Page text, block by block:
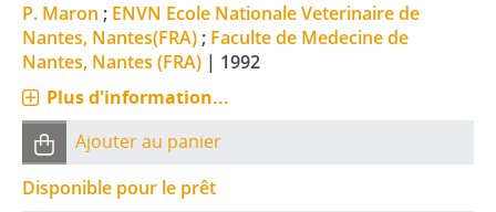
P. Maron ; ENVN Ecole Nationale Veterinaire de
Nantes, Nantes(FRA); Faculte de Medecine de
Nantes, Nantes (FRA) | 1992
Plus d'information...
Ajouter au panier
Disponible pour le prêt